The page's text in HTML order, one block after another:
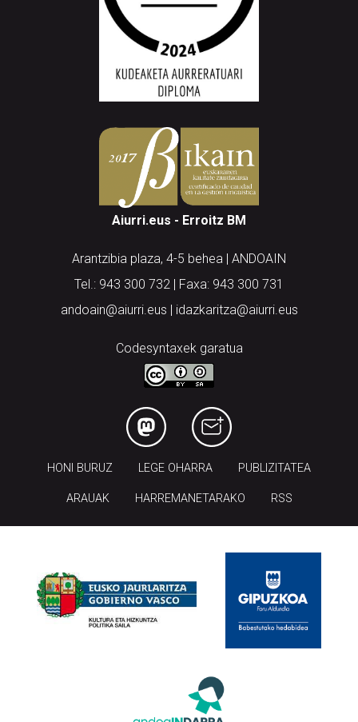
Aiurri.eus - Erroitz BM
Arantzibia plaza, 4-5 behea | ANDOAIN
Tel.: 943 300 732 | Faxa: 943 300 731
andoain@aiurri.eus | idazkaritza@aiurri.eus
Codesyntaxek garatua
HONI BURUZ LEGE OHARRA PUBLIZITATEA
ARAUAK HARREMANETARAKO RSS